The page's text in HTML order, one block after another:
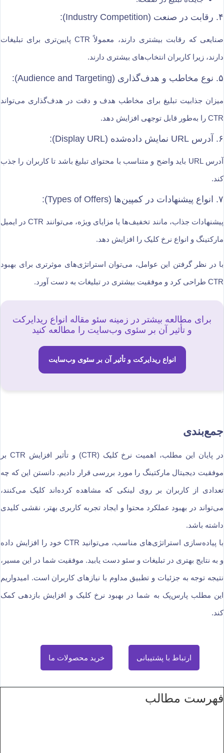
۴.‌ رقابت در صنعت (Industry Competition):
صنایعی که رقابت بیشتری دارند، معمولاً CTR پایین‌تری برای تبلیغات
دارند، زیرا کاربران انتخاب‌های بیشتری دارند.
۵.‌ نوع مخاطب و هدف‌گذاری (Audience and Targeting):
میزان جذابیت تبلیغ برای مخاطب هدف و دقت در هدف‌گذاری می‌تواند
CTR را به‌طور قابل توجهی افزایش دهد.
۶.‌ آدرس URL نمایش داده‌شده (Display URL):
آدرس URL باید واضح و متناسب با محتوای تبلیغ باشد تا کاربران را جذب
کند.
۷.‌ انواع پیشنهادات در کمپین‌ها (Types of Offers):
پیشنهادات جذاب، مانند تخفیف‌ها یا مزایای ویژه، می‌توانند CTR در ایمیل
مارکتینگ و انواع نرخ کلیک را افزایش دهد.
با در نظر گرفتن این عوامل، می‌توان استراتژی‌های موثرتری برای بهبود
CTR طراحی کرد و موفقیت بیشتری در تبلیغات به دست آورد.
برای مطالعه بیشتر در زمینه سئو مقاله انواع ریدایرکت
و تأثیر آن بر سئوی وب‌سایت را مطالعه کنید
انواع ریدایرکت و تأثیر آن بر سئوی وب‌سایت
جمع‌بندی
در پایان این مطلب، اهمیت نرخ کلیک (CTR) و تأثیر افزایش CTR بر
موفقیت دیجیتال مارکتینگ را مورد بررسی قرار دادیم. دانستن این که چه
تعدادی از کاربران بر روی لینکی که مشاهده کرده‌اند کلیک می‌کنند،
می‌تواند در بهبود عملکرد محتوا و ایجاد تجربه کاربری بهتر، نقشی کلیدی
داشته باشد.
با پیاده‌سازی استراتژی‌های مناسب، می‌توانید CTR خود را افزایش داده
و به نتایج بهتری در تبلیغات و سئو دست یابید. موفقیت شما در این مسیر،
نتیجه‌ توجه به جزئیات و تطبیق مداوم با نیازهای کاربران است. امیدواریم
این مطلب پارس‌پک به شما در بهبود نرخ کلیک و افزایش بازدهی کمک
کند.
ارتباط با پشتیبانی خرید محصولات ما
فهرست مطالب